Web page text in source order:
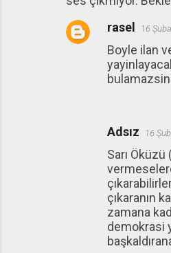
rasel
16
Boyle ilan
Adsız 16
Sarı Öküzü
çıkaranın
zamana
demokrasi